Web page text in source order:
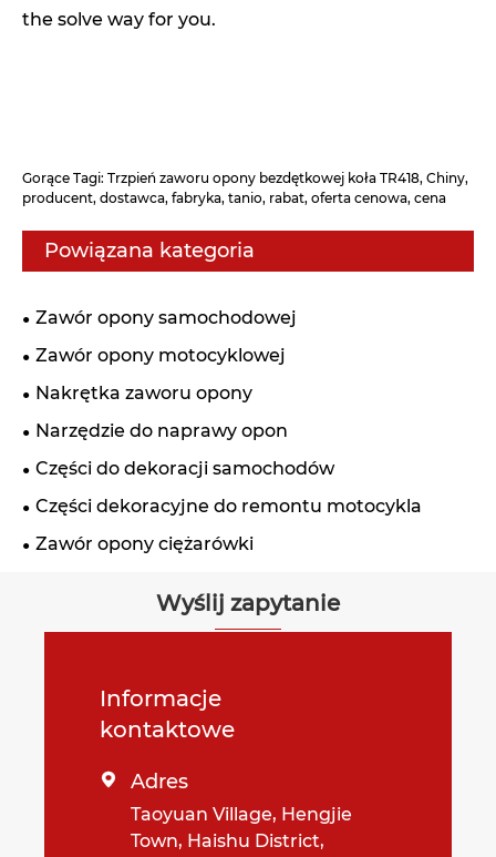
the solve way for you.
Gorące Tagi: Trzpień zaworu opony bezdętkowej koła TR418, Chiny,
producent, dostawca, fabryka, tanio, rabat, oferta cenowa, cena
Powiązana kategoria
Zawór opony samochodowej
Zawór opony motocyklowej
Nakrętka zaworu opony
Narzędzie do naprawy opon
Części do dekoracji samochodów
Części dekoracyjne do remontu motocykla
Zawór opony ciężarówki
Wyślij zapytanie
Informacje
kontaktowe
 Adres
Taoyuan Village, Hengjie
Town, Haishu District,